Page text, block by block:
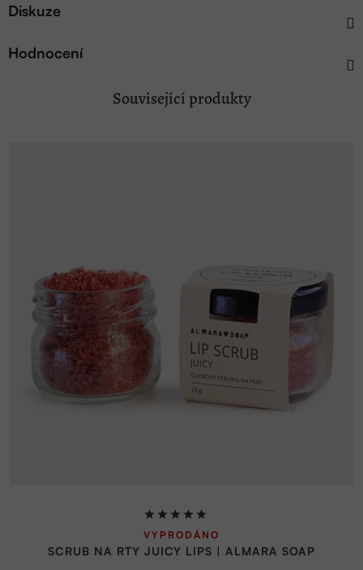
Diskuze
Hodnocení
Související produkty
SCRUB NA RTY JUICY LIPS | ALMARA SOAP
Průměrné
hodnocení
produktu
VYPRODÁNO